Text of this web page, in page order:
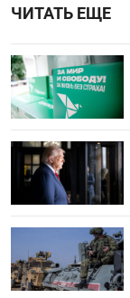
ЧИТАТЬ ЕЩЕ